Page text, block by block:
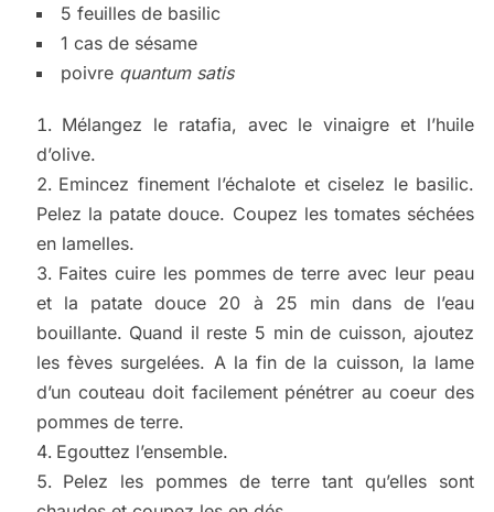
5 feuilles de basilic
1 cas de sésame
poivre quantum satis
Mélangez le ratafia, avec le vinaigre et l’huile
d’olive.
Emincez finement l’échalote et ciselez le basilic.
Pelez la patate douce. Coupez les tomates séchées
en lamelles.
Faites cuire les pommes de terre avec leur peau
et la patate douce 20 à 25 min dans de l’eau
bouillante. Quand il reste 5 min de cuisson, ajoutez
les fèves surgelées. A la fin de la cuisson, la lame
d’un couteau doit facilement pénétrer au coeur des
pommes de terre.
Egouttez l’ensemble.
Pelez les pommes de terre tant qu’elles sont